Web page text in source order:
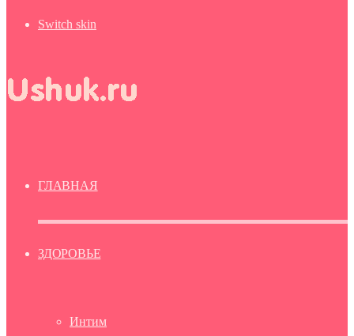
Switch skin
ГЛАВНАЯ
ЗДОРОВЬЕ
Интим